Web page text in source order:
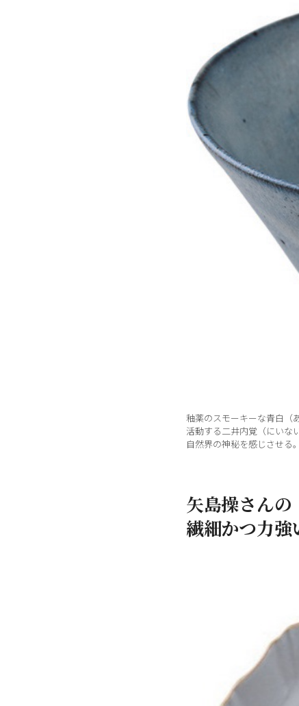
釉薬のスモーキーな青白（
活動する二井内覚（にいな
自然界の神秘を感じさせ
矢島操さんの
繊細かつ力強